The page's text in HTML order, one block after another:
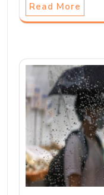
Read More